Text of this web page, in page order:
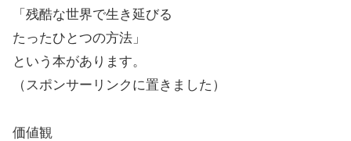
「残酷な世界で生き延びる
たったひとつの方法」
という本があります。
（スポンサーリンクに置きました）
価値観